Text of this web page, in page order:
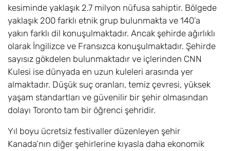
kesiminde yaklaşık 2.7 milyon nüfusa sahiptir. Bölgede
yaklaşık 200 farklı etnik grup bulunmakta ve 140’a
yakın farklı dil konuşulmaktadır. Ancak şehirde ağırlıklı
olarak İngilizce ve Fransızca konuşulmaktadır. Şehirde
sayısız gökdelen bulunmaktadır ve içlerinden CNN
Kulesi ise dünyada en uzun kuleleri arasında yer
almaktadır. Düşük suç oranları, temiz çevresi, yüksek
yaşam standartları ve güvenilir bir şehir olmasından
dolayı Toronto tam bir öğrenci şehridir.
Yıl boyu ücretsiz festivaller düzenleyen şehir
Kanada’nın diğer şehirlerine kıyasla daha ekonomik